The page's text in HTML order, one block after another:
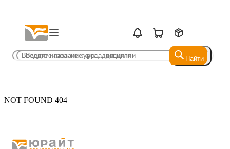
Найти
Найти
NOT FOUND 404